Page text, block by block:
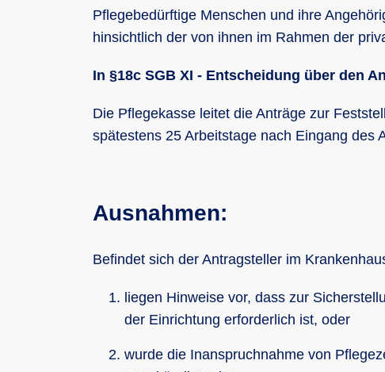
Pflegebedürftige Menschen und ihre
hinsichtlich der von ihnen im Rahmen der
In §18c SGB XI - Entscheidung über den
Die Pflegekasse leitet die Anträge zur
spätestens 25 Arbeitstage nach Eingang des
Ausnahmen:
Befindet sich der Antragsteller im
liegen Hinweise vor, dass zur
der Einrichtung erforderlich ist, oder
wurde die Inanspruchnahme von